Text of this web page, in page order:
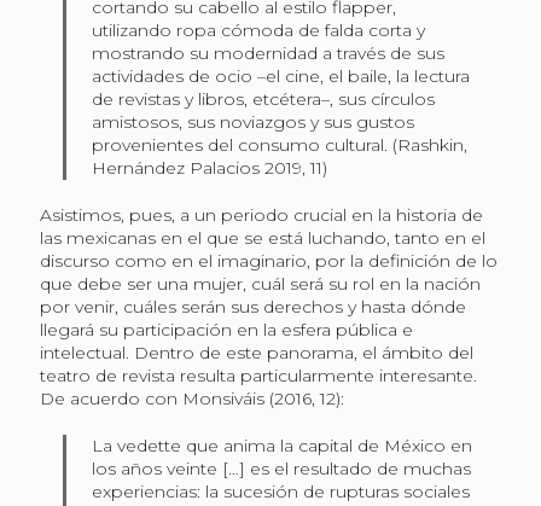
cortando su cabello al estilo flapper,
utilizando ropa cómoda de falda corta y
mostrando su modernidad a través de sus
actividades de ocio –el cine, el baile, la lectura
de revistas y libros, etcétera–, sus círculos
amistosos, sus noviazgos y sus gustos
provenientes del consumo cultural. (Rashkin,
Hernández Palacios 2019, 11)
Asistimos, pues, a un periodo crucial en la historia de
las mexicanas en el que se está luchando, tanto en el
discurso como en el imaginario, por la definición de lo
que debe ser una mujer, cuál será su rol en la nación
por venir, cuáles serán sus derechos y hasta dónde
llegará su participación en la esfera pública e
intelectual. Dentro de este panorama, el ámbito del
teatro de revista resulta particularmente interesante.
De acuerdo con Monsiváis (2016, 12):
La vedette que anima la capital de México en
los años veinte […] es el resultado de muchas
experiencias: la sucesión de rupturas sociales